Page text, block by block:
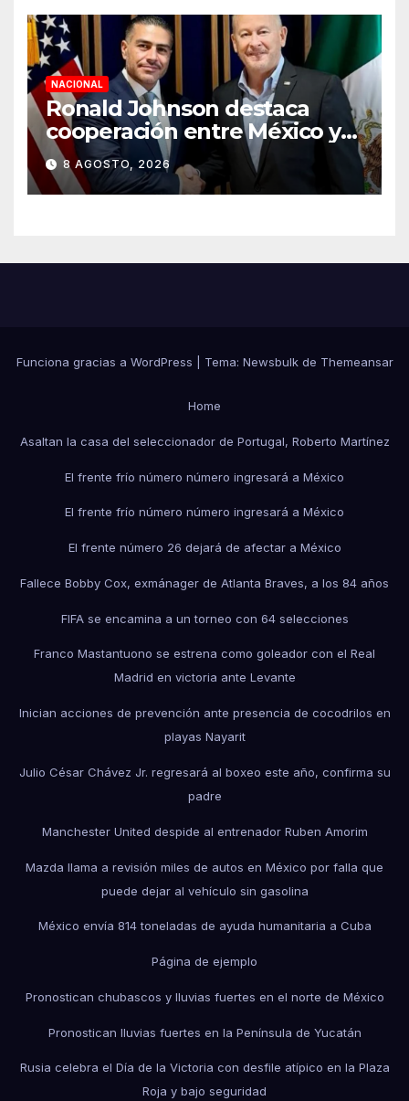
NACIONAL
Ronald Johnson destaca
cooperación entre México y
EU para la seguridad en
región aguacatera de
Michoacán
8 AGOSTO, 2026
Funciona gracias a WordPress Tema: Newsbulkde Themeansar
Home
Asaltan la casa del seleccionador de Portugal, Roberto Martínez
El frente frío número número ingresará a México
El frente frío número número ingresará a México
El frente número 26 dejará de afectar a México
Fallece Bobby Cox, exmánager de Atlanta Braves, a los 84 años
FIFA se encamina a un torneo con 64 selecciones
Franco Mastantuono se estrena como goleador con el Real
Madrid en victoria ante Levante
Inician acciones de prevención ante presencia de cocodrilos en
playas Nayarit
Julio César Chávez Jr. regresará al boxeo este año, confirma su
padre
Manchester United despide al entrenador Ruben Amorim
Mazda llama a revisión miles de autos en México por falla que
puede dejar al vehículo sin gasolina
México envía 814 toneladas de ayuda humanitaria a Cuba
Página de ejemplo
Pronostican chubascos y lluvias fuertes en el norte de México
Pronostican lluvias fuertes en la Península de Yucatán
Rusia celebra el Día de la Victoria con desfile atípico en la Plaza
Roja y bajo seguridad